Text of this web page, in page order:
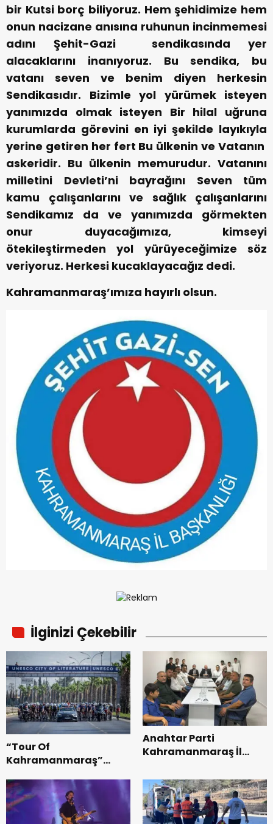
bir Kutsi borç biliyoruz. Hem şehidimize hem
onun nacizane anısına ruhunun incinmemesi
adını Şehit-Gazi sendikasında yer
alacaklarını inanıyoruz. Bu sendika, bu
vatanı seven ve benim diyen herkesin
Sendikasıdır. Bizimle yol yürümek isteyen
yanımızda olmak isteyen Bir hilal uğruna
kurumlarda görevini en iyi şekilde layıkıyla
yerine getiren her fert Bu ülkenin ve Vatanın
askeridir. Bu ülkenin memurudur. Vatanını
milletini Devleti’ni bayrağını Seven tüm
kamu çalışanlarını ve sağlık çalışanlarını
Sendikamız da ve yanımızda görmekten
onur duyacağımıza, kimseyi
ötekileştirmeden yol yürüyeceğimize söz
veriyoruz. Herkesi kucaklayacağız dedi.
Kahramanmaraş’ımıza hayırlı olsun.
İlginizi Çekebilir
“Tour Of
Kahramanmaraş”
Bisikleti Turnuvası
Tamamlandı.
Anahtar Parti
Kahramanmaraş İl
Teşkilatı ile buluştu.